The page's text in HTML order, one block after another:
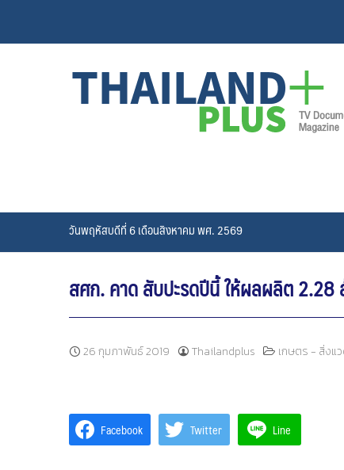
content
วันพฤหัสบดีที่ 6 เดือนสิงหาคม พศ. 2569
สศก. คาด สับปะรดปีนี้ ให้ผลผลิต
26 กุมภาพันธ์ 2019 Thailandplus เกษตร - สิ่งแ
Facebook Twitter Line